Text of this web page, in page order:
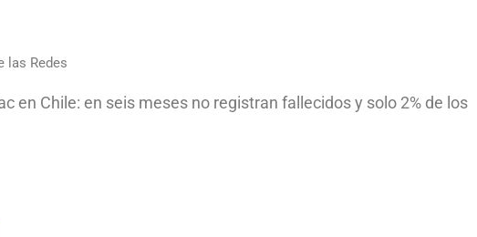
las Redes
en Chile: en seis meses no registran fallecidos y solo 2% de los